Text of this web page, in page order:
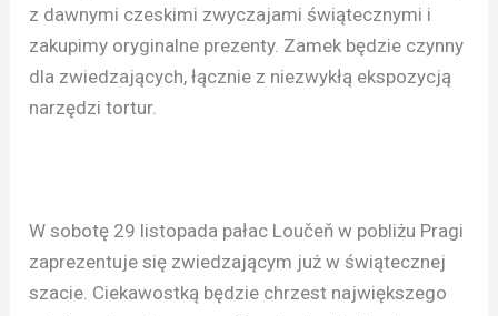
z dawnymi czeskimi zwyczajami świątecznymi i
zakupimy oryginalne prezenty. Zamek będzie czynny
dla zwiedzających, łącznie z niezwykłą ekspozycją
narzędzi tortur.
W sobotę 29 listopada pałac Loučeň w pobliżu Pragi
zaprezentuje się zwiedzającym już w świątecznej
szacie. Ciekawostką będzie chrzest największego